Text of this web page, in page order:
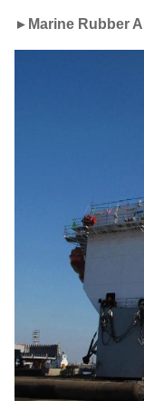
► Marine Rubber